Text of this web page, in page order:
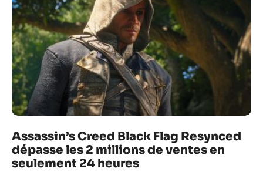
Assassin’s Creed Black Flag Resynced
dépasse les 2 millions de ventes en
seulement 24 heures